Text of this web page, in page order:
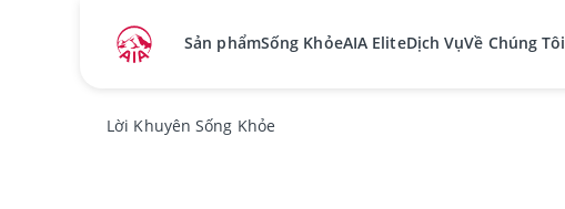
Sản phẩmSống KhỏeAIA EliteDịch VụVề Chúng Tôi
Lời Khuyên Sống Khỏe